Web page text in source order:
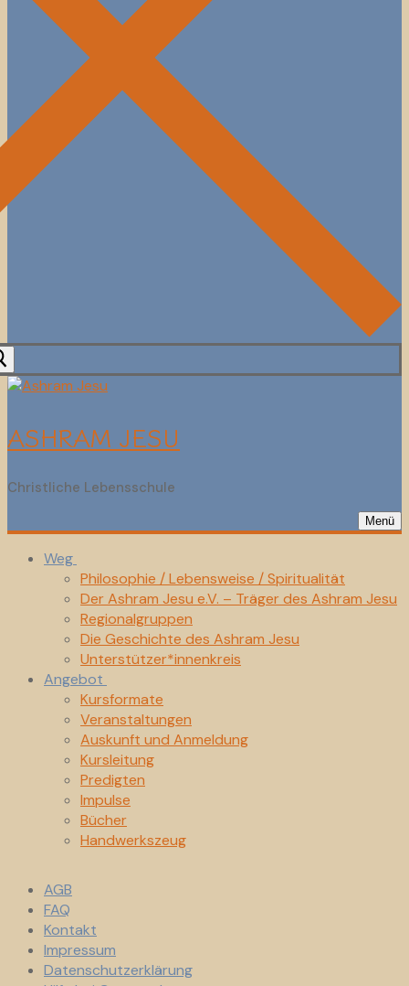
ASHRAM JESU
Christliche Lebensschule
Menü
Weg
Philosophie / Lebensweise / Spiritualität
Der Ashram Jesu e.V. – Träger des Ashram Jesu
Regionalgruppen
Die Geschichte des Ashram Jesu
Unterstützer*innenkreis
Angebot
Kursformate
Veranstaltungen
Auskunft und Anmeldung
Kursleitung
Predigten
Impulse
Bücher
Handwerkszeug
AGB
FAQ
Kontakt
Impressum
Datenschutzerklärung